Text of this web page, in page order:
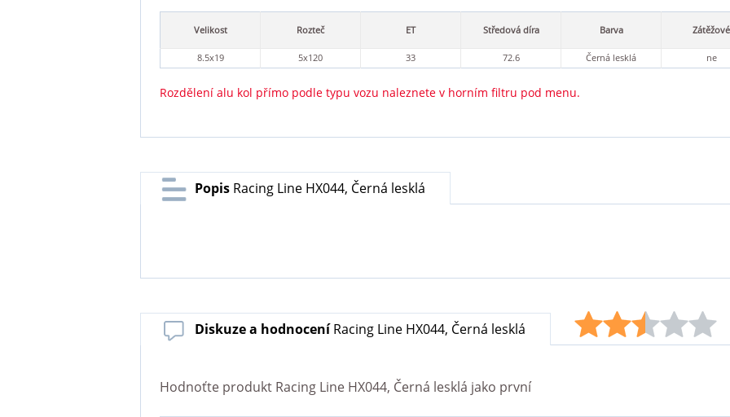
Velikost Rozteč ET Středová díra Barva Zátěžové
8.5x19 5x120 33 72.6 Černá lesklá ne
Rozdělení alu kol přímo podle typu vozu naleznete v horním filtru pod menu.
Popis Racing Line HX044, Černá lesklá
Diskuze a hodnoceníRacing Line HX044, Černá lesklá
Hodnoťte produkt Racing Line HX044, Černá lesklá jako první